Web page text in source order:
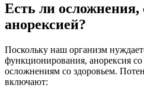
Есть ли осложнения,
анорексией?
Поскольку наш организм
функционирования, анорексия
осложнениям со здоровьем.
включают: